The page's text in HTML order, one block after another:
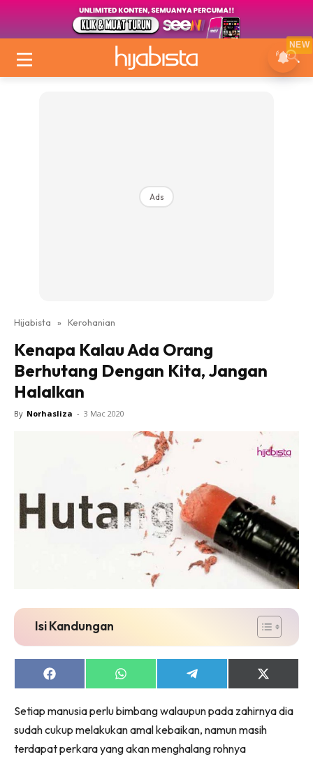
Ads
Hijabista » Kerohanian
Kenapa Kalau Ada Orang
Berhutang Dengan Kita, Jangan
Halalkan
By Norhasliza - 3 Mac 2020
Isi Kandungan
Share
on
Share
on
Share
on
Share
on
(Twitter)
Setiap manusia perlu bimbang walaupun pada zahirnya dia
sudah cukup melakukan amal kebaikan, namun masih
terdapat perkara yang akan menghalang rohnya
NEW